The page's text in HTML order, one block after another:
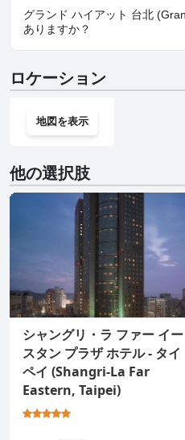
はい、グランド ハイアット 台北
をご利用いただけます。
グランド ハイアット 台北
ありますか？
あります。
ロケーション
地図を表示
他の選択肢
シャングリ・ラ ファー イー
スタン プラザ ホテル - タイ
ペイ (Shangri-La Far
Eastern, Taipei)